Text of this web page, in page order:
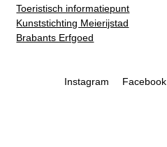
Toeristisch informatiepunt
Kunststichting Meierijstad
Brabants Erfgoed
Instagram Facebook